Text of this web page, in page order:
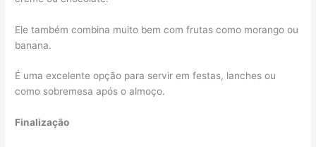
Ele também combina muito bem com frutas como morango ou
banana.
É uma excelente opção para servir em festas, lanches ou
como sobremesa após o almoço.
Finalização